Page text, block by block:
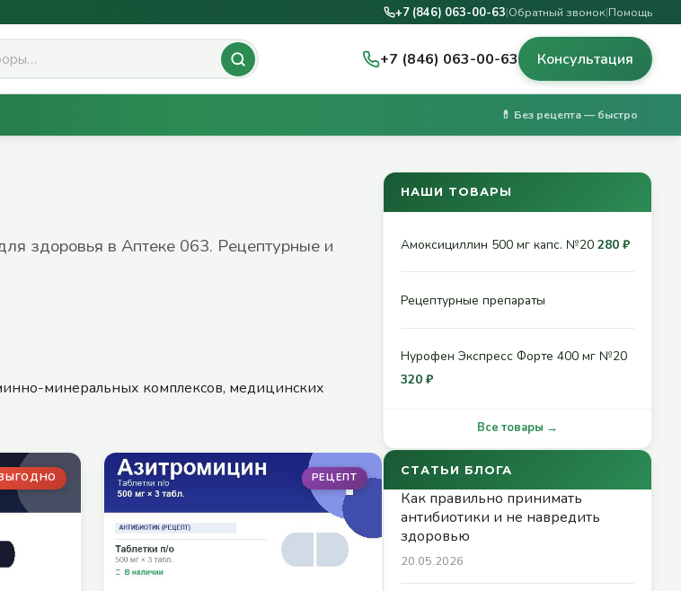
+7 (846) 063-00-63|Обратный звонок|Помощь
+7 (846) 063-00-63 Консультация
💊 Без рецепта — быстро
здоровья в Аптеке 063. Рецептурные и
минеральных комплексов, медицинских
РЕЦЕПТ
НАШИ ТОВАРЫ
Амоксициллин 500 мг капс. №20 280 ₽
Рецептурные препараты
Нурофен Экспресс Форте 400 мг №20
320 ₽
Все товары →
СТАТЬИ БЛОГА
Как правильно принимать
антибиотики и не навредить
здоровью
20.05.2026